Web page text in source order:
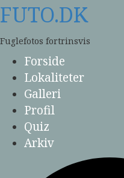
Skip
to
content
FUTO.DK
Fuglefotos fortrinsvis
Forside
Lokaliteter
Galleri
Profil
Quiz
Arkiv